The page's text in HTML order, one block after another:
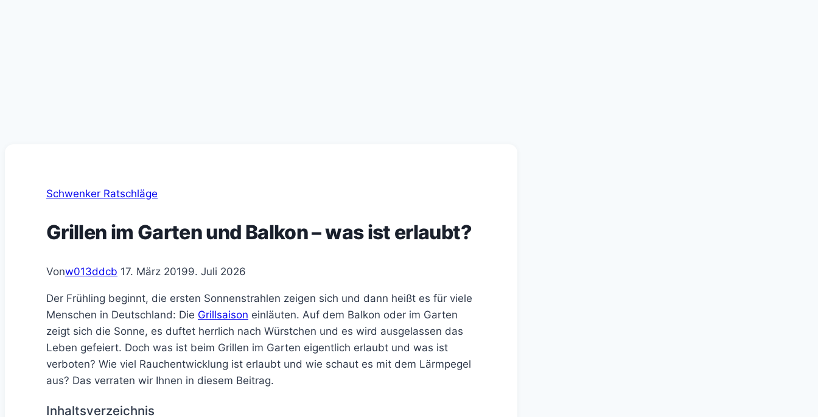
Schwenker Ratschläge
Grillen im Garten und Balkon – was ist erlaubt?
Vonw013ddcb 17. März 20199. Juli 2026
Der Frühling beginnt, die ersten Sonnenstrahlen zeigen sich und dann heißt es für viele
Menschen in Deutschland: Die Grillsaison einläuten. Auf dem Balkon oder im Garten
zeigt sich die Sonne, es duftet herrlich nach Würstchen und es wird ausgelassen das
Leben gefeiert. Doch was ist beim Grillen im Garten eigentlich erlaubt und was ist
verboten? Wie viel Rauchentwicklung ist erlaubt und wie schaut es mit dem Lärmpegel
aus? Das verraten wir Ihnen in diesem Beitrag.
Inhaltsverzeichnis